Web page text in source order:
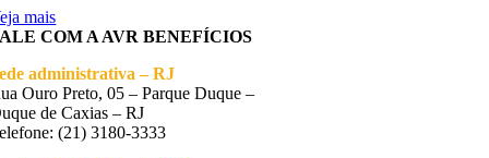
mais
COM A AVR BENEFÍCIOS
administrativa – RJ
Ouro Preto, 05 – Parque Duque –
de Caxias – RJ
(21) 3180-3333